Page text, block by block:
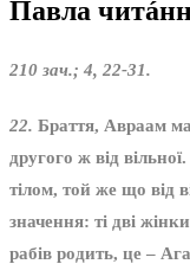
Павла
210 зач.; 4, 22-31.
22. Браття, Авраам
другого ж від вільної.
тілом, той же що від
значення: ті дві
рабів родить, це –